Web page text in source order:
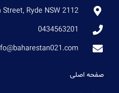
Street, Ryde NSW 2112
0434563201
صفحه اصلی